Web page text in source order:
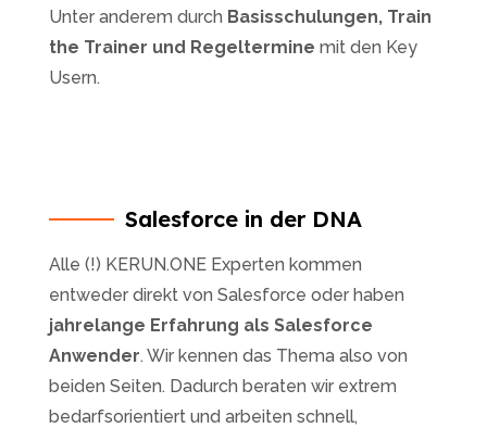
Unter anderem durch Basisschulungen, Train
the Trainer und Regeltermine mit den Key
Usern.
Salesforce in der DNA
Alle (!) KERUN.ONE Experten kommen
entweder direkt von Salesforce oder haben
jahrelange Erfahrung als Salesforce
Anwender. Wir kennen das Thema also von
beiden Seiten. Dadurch beraten wir extrem
bedarfsorientiert und arbeiten schnell,